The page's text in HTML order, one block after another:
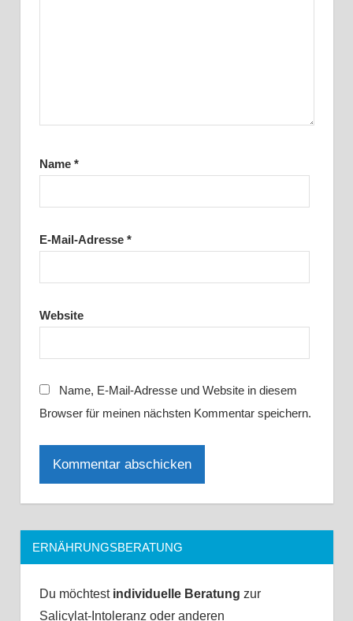
Name *
E-Mail-Adresse *
Website
Name, E-Mail-Adresse und Website in diesem
Browser für meinen nächsten Kommentar speichern.
ERNÄHRUNGSBERATUNG
Du möchtest individuelle Beratung zur
Salicylat-Intoleranz oder anderen